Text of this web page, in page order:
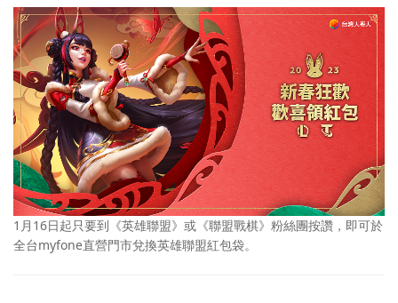
1月16日起只要到《英雄聯盟》或《聯盟戰棋》粉絲團按讚，即可於
全台myfone直營門市兌換英雄聯盟紅包袋。